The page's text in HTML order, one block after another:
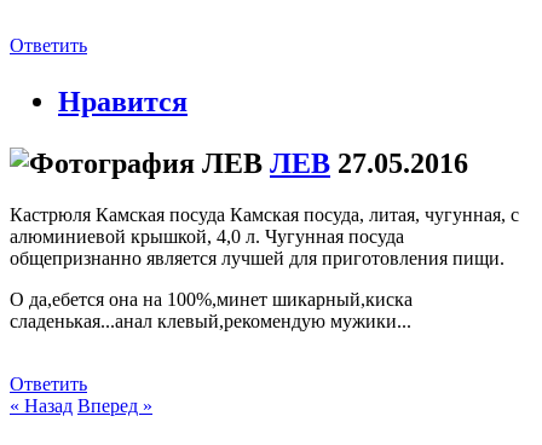
Ответить
Нравится
ЛЕВ 27.05.2016
Кастрюля Камская посуда Камская посуда, литая, чугунная, с
алюминиевой крышкой, 4,0 л. Чугунная посуда
общепризнанно является лучшей для приготовления пищи.
О да,ебется она на 100%,минет шикарный,киска
сладенькая...анал клевый,рекомендую мужики...
Ответить
« Назад Вперед »